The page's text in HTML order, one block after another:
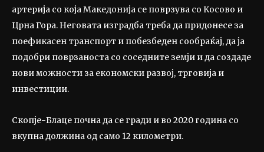
артерија со која Македонија се поврзува со Косово и
Црна Гора. Неговата изградба треба да придонесе за
поефикасен транспорт и побезбеден сообраќај, да ја
подобри поврзаноста со соседните земји и да создаде
нови можности за економски развој, трговија и
инвестиции.
Скопје-Блаце почна да се гради и во 2020 година со
вкупна должина од само 12 километри.